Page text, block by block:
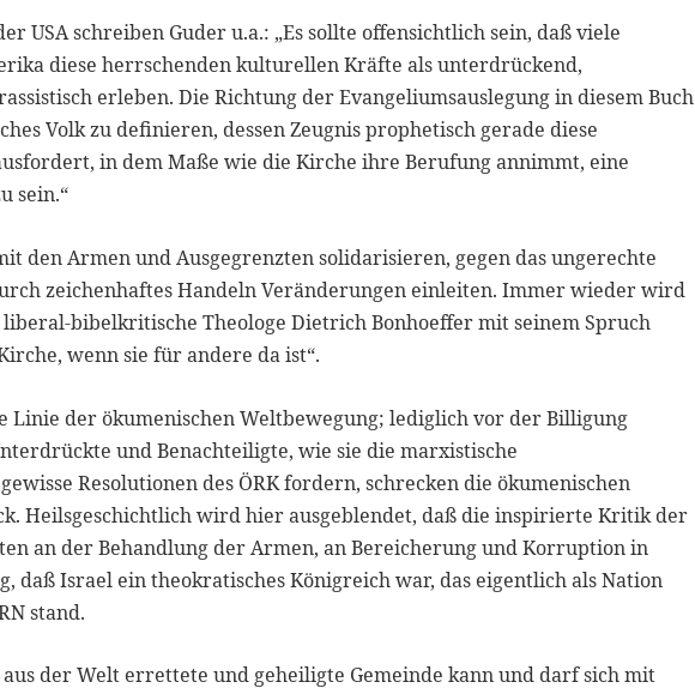
USA schreiben Guder u.a.: „Es sollte offensichtlich sein, daß viele
diese herrschenden kulturellen Kräfte als unterdrückend,
erleben. Die Richtung der Evangeliumsauslegung in diesem Buch
Volk zu definieren, dessen Zeugnis prophetisch gerade diese
in dem Maße wie die Kirche ihre Berufung annimmt, eine
sein.“
den Armen und Ausgegrenzten solidarisieren, gegen das ungerechte
zeichenhaftes Handeln Veränderungen einleiten. Immer wieder wird
bibelkritische Theologe Dietrich Bonhoeffer mit seinem Spruch
wenn sie für andere da ist“.
Linie der ökumenischen Weltbewegung; lediglich vor der Billigung
und Benachteiligte, wie sie die marxistische
Resolutionen des ÖRK fordern, schrecken die ökumenischen
Heilsgeschichtlich wird hier ausgeblendet, daß die inspirierte Kritik der
an der Behandlung der Armen, an Bereicherung und Korruption in
daß Israel ein theokratisches Königreich war, das eigentlich als Nation
stand.
der Welt errettete und geheiligte Gemeinde kann und darf sich mit